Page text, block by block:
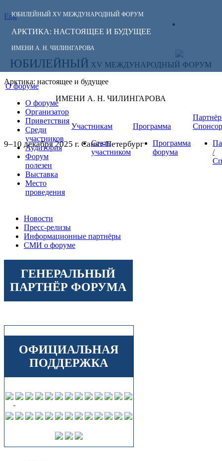
ЮБИЛЕЙНЫЙ XV МЕЖДУНАРОДНЫЙ ФОРУМ
АРКТИКА: НАСТОЯЩЕЕ И БУДУЩЕЕ
ИМЕНИ А. Н. ЧИЛИНГАРОВА
Eng
СЛЕДИТЕ ЗА
НОВОСТЯМИ
ФОРУМА:
ЮБИЛЕЙНЫЙ XV МЕЖДУНАРОДНЫЙ ФОРУМ
Арктика: настоящее и будущее
ИМЕНИ А. Н. ЧИЛИНГАРОВА
9–10 декабря 2025 г. Санкт-Петербург
О форуме
О форуме
Организатор
Приветствия
Среди
участников
Аудитория
Форум
полезен
Выставка
Место
проведения
Участникам
Стать
участником
Программа
Программа
форума
/
Новости
Пресс-релизы
Информационные партнёры
СМИ о форуме
ГЕНЕРАЛЬНЫЙ
ПАРТНЁР ФОРУМА
ОФИЦИАЛЬНАЯ
ПОДДЕРЖКА